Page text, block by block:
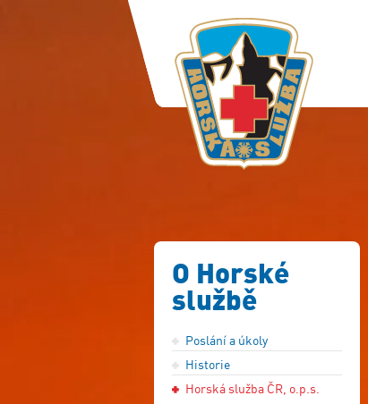
O Horské
službě
Poslání a úkoly
Historie
Horská služba ČR, o.p.s.